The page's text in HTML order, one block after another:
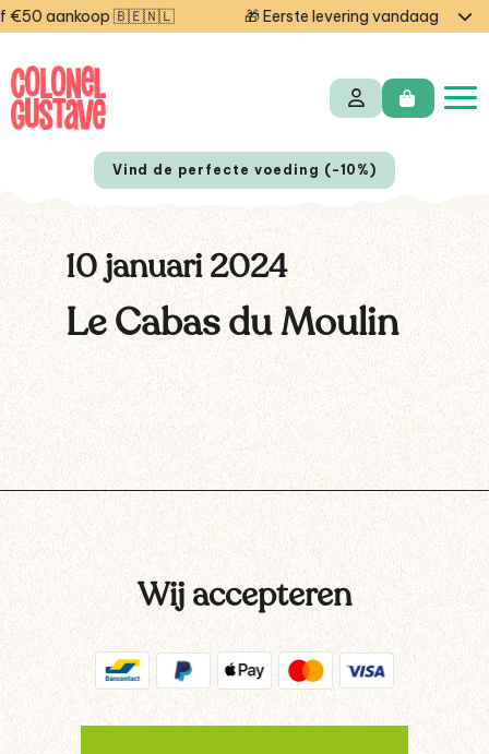
€50 aankoop 🇧🇪🇳🇱 🎁 Eerste levering vandaag
Vind de perfecte voeding (-10%)
10 januari 2024
Le Cabas du Moulin
Wij accepteren